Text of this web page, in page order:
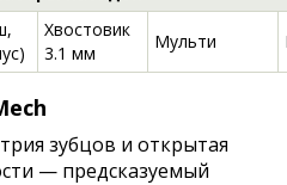
Хвостовик
3.1 мм
Мульти
зубцов и открытая
— предсказуемый